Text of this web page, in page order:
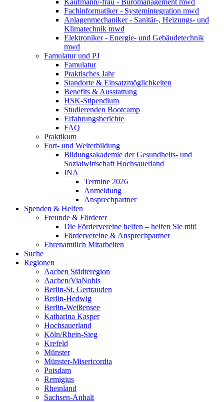
Kaufmann/-frau - Büromanagement mwd
Fachinformatiker - Systemintegration mwd
Anlagenmechaniker - Sanitär-, Heizungs- und
Klimatechnik mwd
Elektroniker - Energie- und Gebäudetechnik
mwd
Famulatur und PJ
Famulatur
Praktisches Jahr
Standorte & Einsatzmöglichkeiten
Benefits & Ausstattung
HSK-Stipendium
Studierenden Bootcamp
Erfahrungsberichte
FAQ
Praktikum
Fort- und Weiterbildung
Bildungsakademie der Gesundheits- und
Sozialwirtschaft Hochsauerland
INA
Termine 2026
Anmeldung
Ansprechpartner
Spenden & Helfen
Freunde & Förderer
Die Fördervereine helfen – helfen Sie mit!
Fördervereine & Ansprechpartner
Ehrenamtlich Mitarbeiten
Suche
Regionen
Aachen Städteregion
Aachen/ViaNobis
Berlin-St. Gertrauden
Berlin-Hedwig
Berlin-Weißensee
Katharina Kasper
Hochsauerland
Köln/Rhein-Sieg
Krefeld
Münster
Münster-Misericordia
Potsdam
Remigius
Rheinland
Sachsen-Anhalt